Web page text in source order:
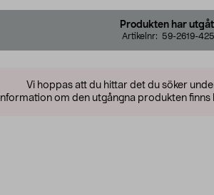
Produkten har
Artikelnr: 59-2619-425
Vi hoppas att du hittar det du söker
Information om den utgångna produkten finns